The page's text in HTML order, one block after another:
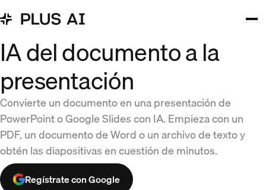
IA del documento a la
presentación
Convierte un documento en una presentación de
PowerPoint o Google Slides con IA. Empieza con un
PDF, un documento de Word o un archivo de texto y
obtén las diapositivas en cuestión de minutos.
Regístrate con Google